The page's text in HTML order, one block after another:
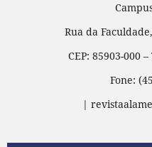
Rua da
CEP: 85903-000
Fone:
|